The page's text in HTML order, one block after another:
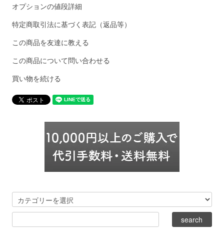
オプションの値段詳細
特定商取引法に基づく表記（返品等）
この商品を友達に教える
この商品について問い合わせる
買い物を続ける